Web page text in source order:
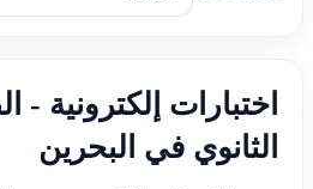
اختبارات إلكترونية -
الثانوي في البحرين